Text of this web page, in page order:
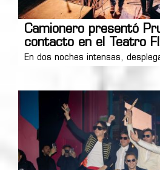
Camionero presentó
contacto en el Teatro
En dos noches intensas,